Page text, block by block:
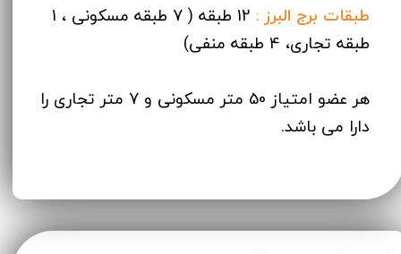
طبقات برج البرز :
12 طبقه ( 7 طبقه مسکونی ، 1
طبقه تجاری، 4 طبقه منفی)
هر عضو امتیاز 50 متر مسکونی و 7 متر تجاری را
دارا می باشد.